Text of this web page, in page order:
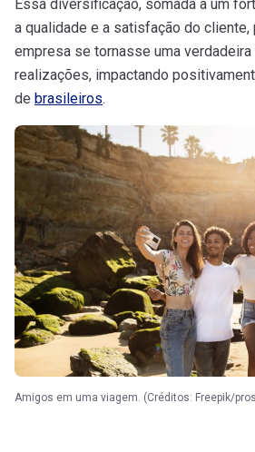
Essa diversificação, somada a um
a qualidade e a satisfação do cliente,
empresa se tornasse uma verdadeira
realizações, impactando
de brasileiros.
Amigos em uma viagem. (Créditos: Freepik/